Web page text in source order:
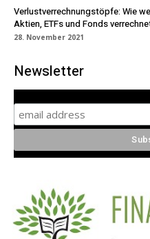
Verlustverrechnungstöpfe: Wie
Aktien, ETFs und Fonds
28. November 2021
Newsletter